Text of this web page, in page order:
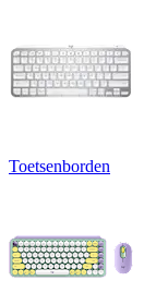
Toetsenborden